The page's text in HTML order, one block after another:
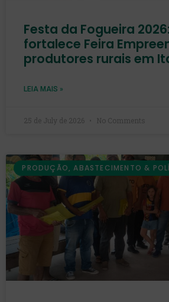
Festa da Fogueira
fortalece Feira
produtores rurais em
LEIA MAIS »
25 de July de 2026 No Comments
PRODUÇÃO, ABASTECIMENTO &